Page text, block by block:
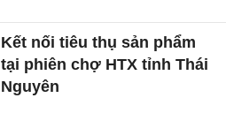
Kết nối tiêu thụ sản phẩm
tại phiên chợ HTX tỉnh Thái
Nguyên